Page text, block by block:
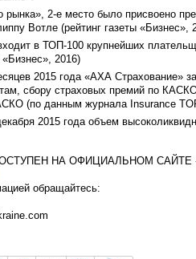
рынка», 2-е место было присвоено
Вотле (рейтинг газеты «Бизнес»,
в ТОП-100 крупнейших
«Бизнес», 2016)
2015 года «АХА Страхование»
сбору страховых премий по
(по данным журнала Insurance
2015 года объем
НА ОФИЦИАЛЬНОМ САЙТЕ
обращайтесь: